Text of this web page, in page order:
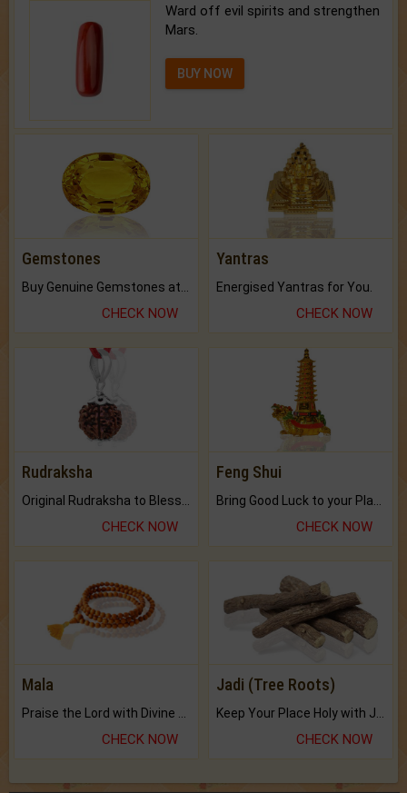
Ward off evil spirits and strengthen
Mars.
BUY NOW
Gemstones
CHECK NOW
Yantras
Energised Yantras for You.
CHECK NOW
Rudraksha
CHECK NOW
Feng Shui
CHECK NOW
Mala
Praise the Lord with Divine Energies of Mala.
CHECK NOW
Jadi (Tree Roots)
Keep Your Place Holy with Jadi.
CHECK NOW